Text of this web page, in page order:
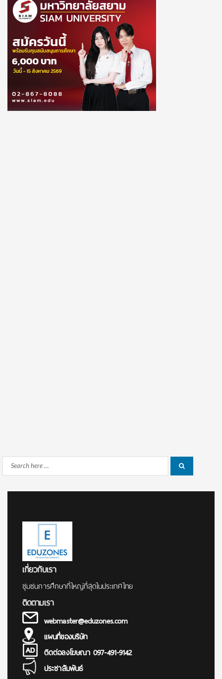
Search
เกี่ยวกับเรา
ชุมชนการศึกษาที่ใหญ่ที่สุดในประเทศไทย
ติดตามเรา
webmaster@eduzones.com
แผนที่ของบริษัท
ติดต่อลงโฆษณา 097-491-9142
ประชาสัมพันธ์